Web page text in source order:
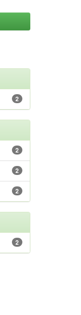
2
2
2
2
2